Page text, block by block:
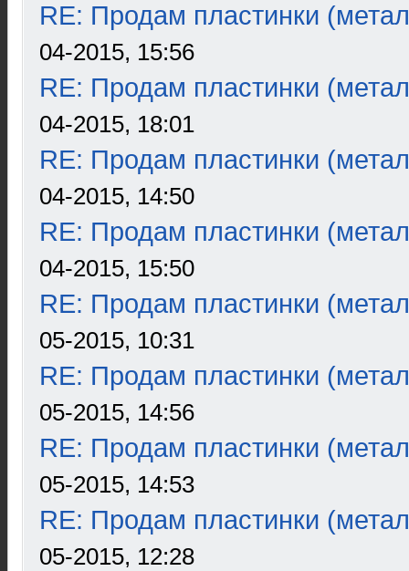
RE: Продам пластинки
04-2015, 15:56
RE: Продам пластинки
04-2015, 18:01
RE: Продам пластинки
04-2015, 14:50
RE: Продам пластинки
04-2015, 15:50
RE: Продам пластинки
05-2015, 10:31
RE: Продам пластинки
05-2015, 14:56
RE: Продам пластинки
05-2015, 14:53
RE: Продам пластинки
05-2015, 12:28